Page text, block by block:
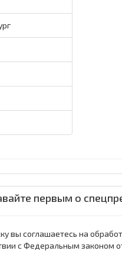
первым о
вы соглашаетесь на
с Федеральным законом